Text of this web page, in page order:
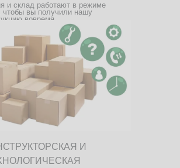
и склад работают в режиме
чтобы вы получили нашу
вовремя.
И